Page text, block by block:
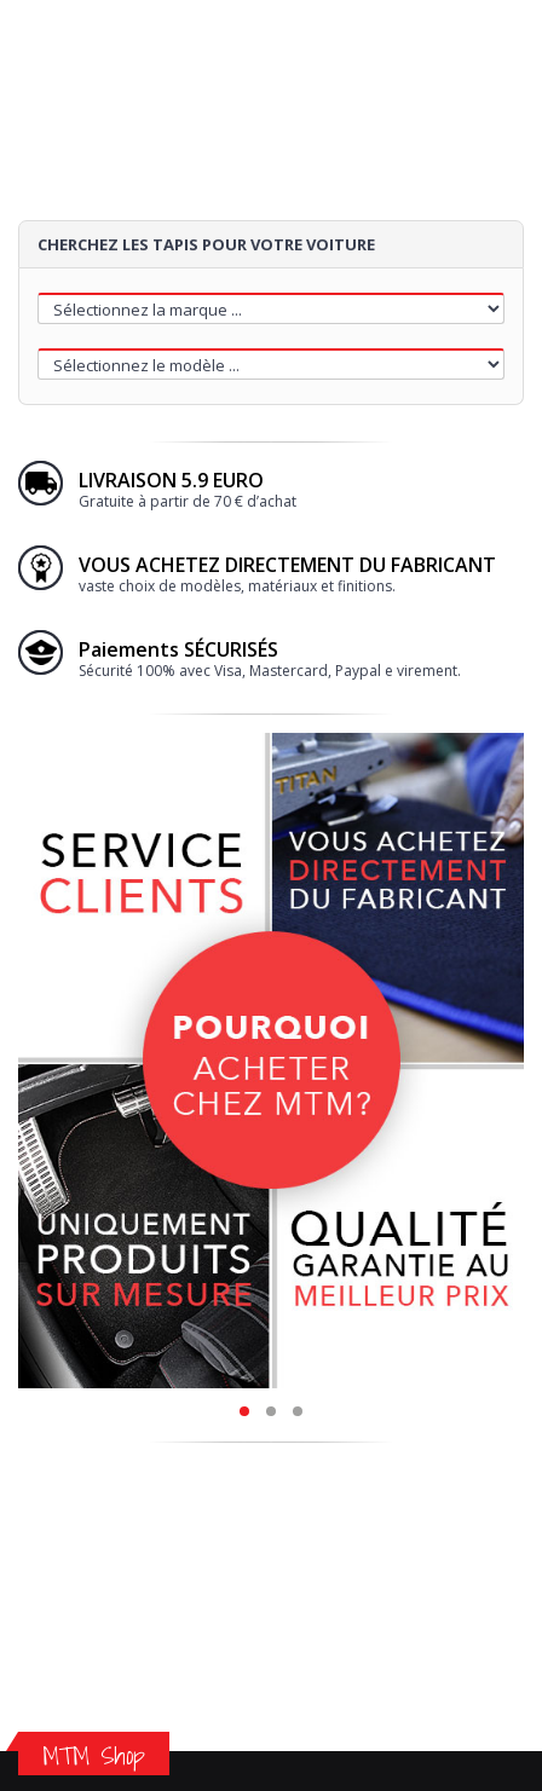
Loading...
CHERCHEZ LES TAPIS POUR VOTRE VOITURE
LIVRAISON 5.9 EURO
Gratuite à partir de 70 € d’achat
VOUS ACHETEZ DIRECTEMENT DU FABRICANT
vaste choix de modèles, matériaux et finitions.
Paiements SÉCURISÉS
Sécurité 100% avec Visa, Mastercard, Paypal e virement.
MTM Shop